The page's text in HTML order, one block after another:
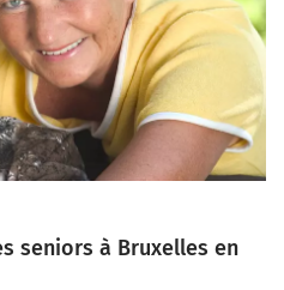
seniors à Bruxelles en